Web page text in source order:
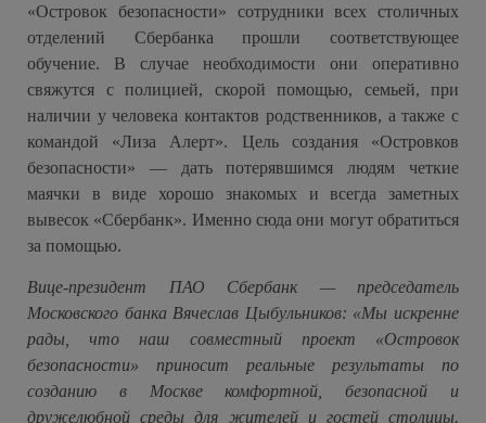
«Островок безопасности» сотрудники всех столичных
отделений Сбербанка прошли соответствующее
обучение. В случае необходимости они оперативно
свяжутся с полицией, скорой помощью, семьей, при
наличии у человека контактов родственников, а также с
командой «Лиза Алерт». Цель создания «Островков
безопасности» — дать потерявшимся людям четкие
маячки в виде хорошо знакомых и всегда заметных
вывесок «Сбербанк». Именно сюда они могут обратиться
за помощью.
Вице-президент ПАО Сбербанк — председатель
Московского банка Вячеслав Цыбульников: «Мы искренне
рады, что наш совместный проект «Островок
безопасности» приносит реальные результаты по
созданию в Москве комфортной, безопасной и
дружелюбной среды для жителей и гостей столицы.